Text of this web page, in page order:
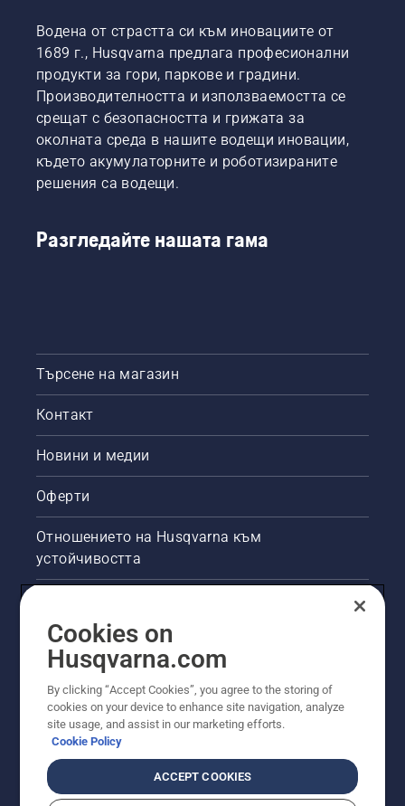
Водена от страстта си към иновациите от
1689 г., Husqvarna предлага професионални
продукти за гори, паркове и градини.
Производителността и използваемостта се
срещат с безопасността и грижата за
околната среда в нашите водещи иновации,
където акумулаторните и роботизираните
решения са водещи.
Разгледайте нашата гама
Търсене на магазин
Контакт
Новини и медии
Оферти
Отношението на Husqvarna към
устойчивостта
Други сайтове на Husqvarna
Cookies on
Husqvarna.com
By clicking “Accept Cookies”, you agree to the storing of
cookies on your device to enhance site navigation, analyze
site usage, and assist in our marketing efforts.
Cookie Policy
ACCEPT COOKIES